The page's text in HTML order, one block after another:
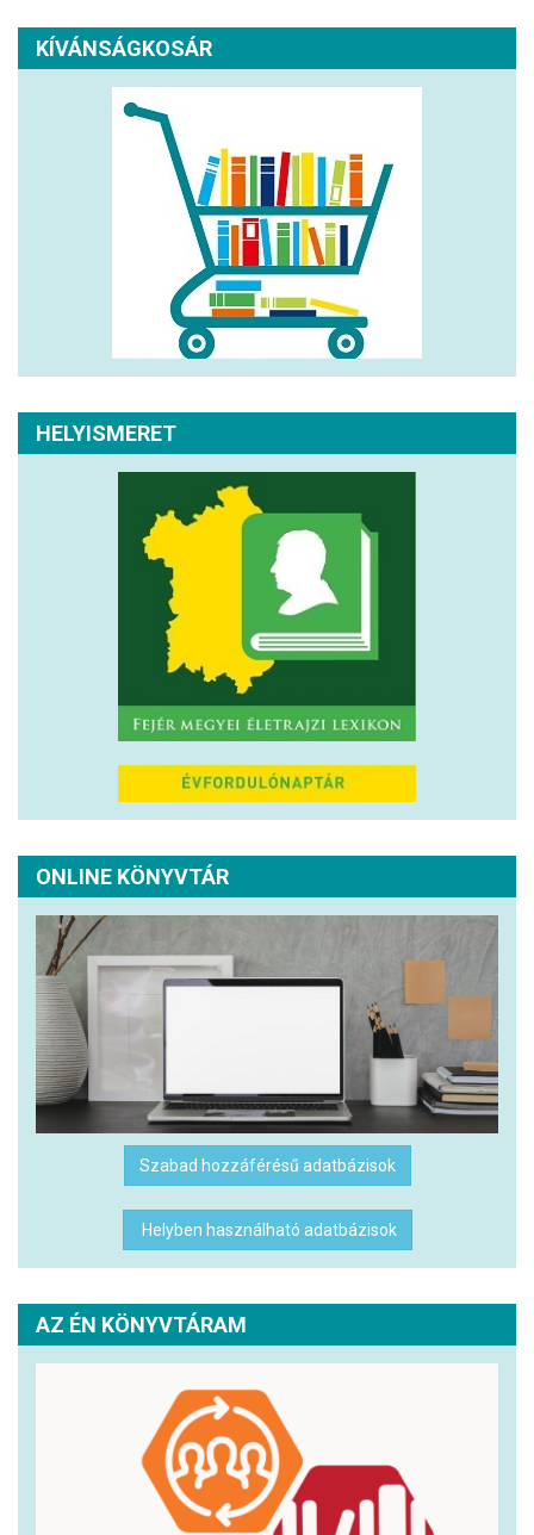
KÍVÁNSÁGKOSÁR
HELYISMERET
ONLINE KÖNYVTÁR
Szabad hozzáférésű adatbázisok
Helyben használható adatbázisok
AZ ÉN KÖNYVTÁRAM